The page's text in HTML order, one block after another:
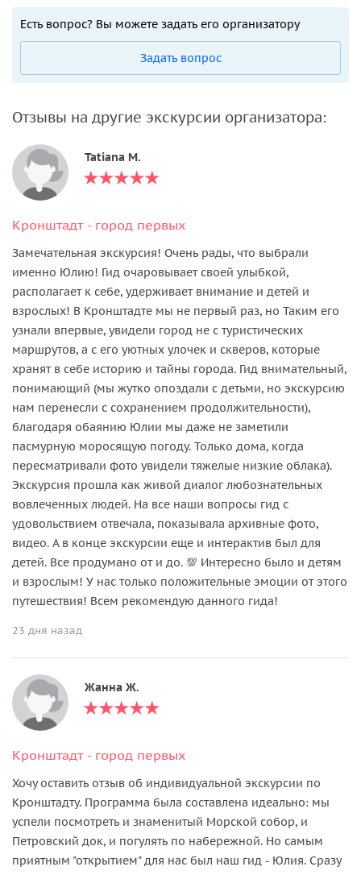
Есть вопрос? Вы можете задать его организатору
Задать вопрос
Отзывы на другие экскурсии организатора:
Tatiana M.
Кронштадт - город первых
Замечательная экскурсия! Очень рады, что выбрали
именно Юлию! Гид очаровывает своей улыбкой,
располагает к себе, удерживает внимание и детей и
взрослых! В Кронштадте мы не первый раз, но Таким его
узнали впервые, увидели город не с туристических
маршрутов, а с его уютных улочек и скверов, которые
хранят в себе историю и тайны города. Гид внимательный,
понимающий (мы жутко опоздали с детьми, но экскурсию
нам перенесли с сохранением продолжительности),
благодаря обаянию Юлии мы даже не заметили
пасмурную моросящую погоду. Только дома, когда
пересматривали фото увидели тяжелые низкие облака).
Экскурсия прошла как живой диалог любознательных
вовлеченных людей. На все наши вопросы гид с
удовольствием отвечала, показывала архивные фото,
видео. А в конце экскурсии еще и интерактив был для
детей. Все продумано от и до. 💯 Интересно было и детям
и взрослым! У нас только положительные эмоции от этого
путешествия! Всем рекомендую данного гида!
23 дня назад
Жанна Ж.
Кронштадт - город первых
Хочу оставить отзыв об индивидуальной экскурсии по
Кронштадту. Программа была составлена идеально: мы
успели посмотреть и знаменитый Морской собор, и
Петровский док, и погулять по набережной. Но самым
приятным "открытием" для нас был наш гид - Юлия. Сразу